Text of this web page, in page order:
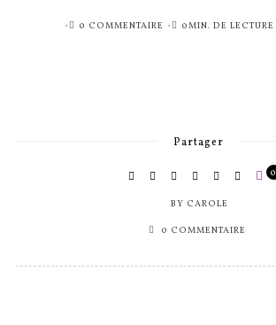
PUBLIÉ0 COMMENTAIRE 0MIN. DE LECTURE
Partager
BY CAROLE
0
0 COMMENTAIRE